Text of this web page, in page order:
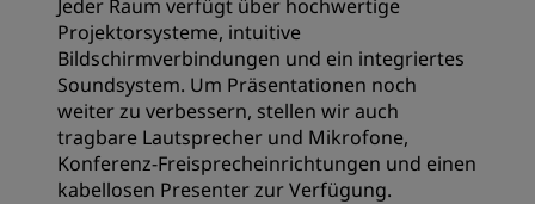
Jeder Raum verfügt über hochwertige
Projektorsysteme, intuitive
Bildschirmverbindungen und ein integriertes
Soundsystem. Um Präsentationen noch
weiter zu verbessern, stellen wir auch
tragbare Lautsprecher und Mikrofone,
Konferenz-Freisprecheinrichtungen und einen
kabellosen Presenter zur Verfügung.